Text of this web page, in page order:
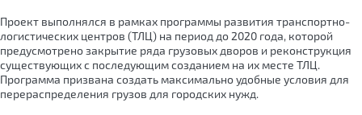
Проект выполнялся в рамках программы развития транспортно-
логистических центров (ТЛЦ) на период до 2020 года, которой
предусмотрено закрытие ряда грузовых дворов и реконструкция
существующих с последующим созданием на их месте ТЛЦ.
Программа призвана создать максимально удобные условия для
перераспределения грузов для городских нужд.